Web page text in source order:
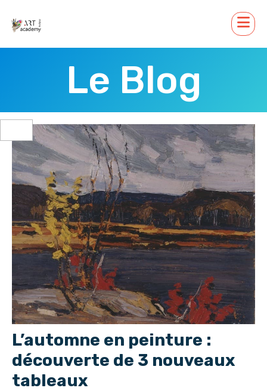
Le Blog
L’automne en peinture :
découverte de 3 nouveaux
tableaux